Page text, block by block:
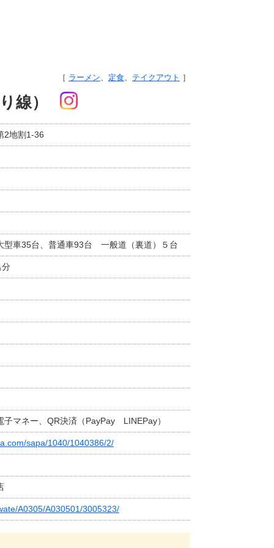
ラーメン、 定食、 テイクアウト
線）
2地割1-36
車35台、普通車93台 一般道（裏道）５台
子マネー、QR決済（PayPay LINEPay）
sapa/1040/1040386/2/
A0305/A030501/3005323/